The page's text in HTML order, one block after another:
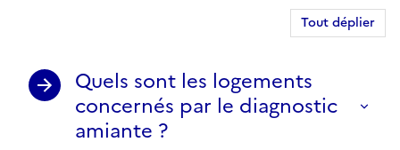
Tout déplier
Quels sont les logements
concernés par le diagnostic
amiante ?